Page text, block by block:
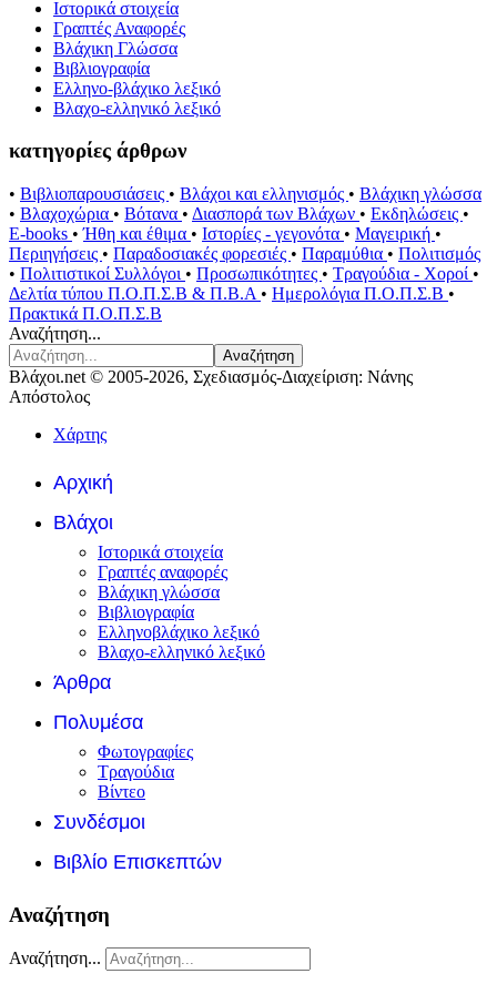
Ιστορικά στοιχεία
Γραπτές Αναφορές
Βλάχικη Γλώσσα
Βιβλιογραφία
Ελληνο-βλάχικο λεξικό
Βλαχο-ελληνικό λεξικό
κατηγορίες άρθρων
• Βιβλιοπαρουσιάσεις • Βλάχοι και ελληνισμός • Βλάχικη γλώσσα
• Βλαχοχώρια • Βότανα • Διασπορά των Βλάχων • Εκδηλώσεις •
E-books •Ήθη και έθιμα • Ιστορίες - γεγονότα • Μαγειρική •
Περιηγήσεις • Παραδοσιακές φορεσιές • Παραμύθια • Πολιτισμός
• Πολιτιστικοί Συλλόγοι • Προσωπικότητες • Τραγούδια - Χοροί •
Δελτία τύπου Π.Ο.Π.Σ.Β & Π.Β.Α • Ημερολόγια Π.Ο.Π.Σ.Β •
Πρακτικά Π.Ο.Π.Σ.Β
Αναζήτηση...
Αναζήτηση
Βλάχοι.net © 2005-2026, Σχεδιασμός-Διαχείριση: Νάνης
Απόστολος
Χάρτης
Αρχική
Βλάχοι
Ιστορικά στοιχεία
Γραπτές αναφορές
Βλάχικη γλώσσα
Βιβλιογραφία
Ελληνοβλάχικο λεξικό
Βλαχο-ελληνικό λεξικό
Άρθρα
Πολυμέσα
Φωτογραφίες
Τραγούδια
Βίντεο
Συνδέσμοι
Βιβλίο Επισκεπτών
Αναζήτηση
Αναζήτηση...